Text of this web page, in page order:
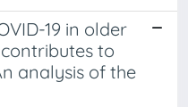
19 in older
to
analysis of the